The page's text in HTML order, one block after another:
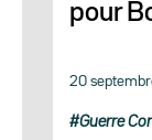
pour
20
Guerre